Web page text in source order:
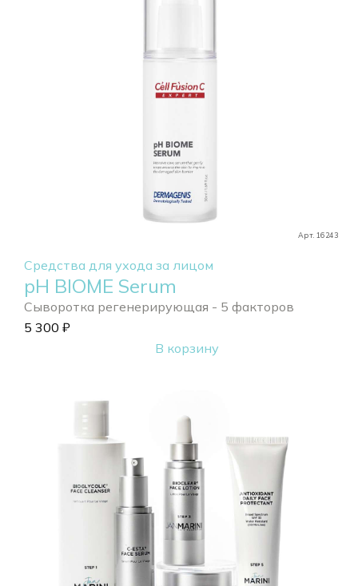
Арт. 16243
Средства для ухода за лицом
pH BIOME Serum
Сыворотка регенерирующая - 5 факторов
5 300 ₽
В корзину